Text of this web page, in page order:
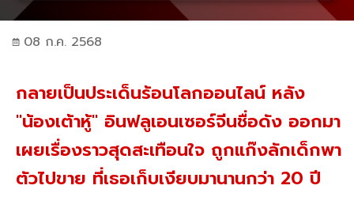
08 ก.ค. 2568
กลายเป็นประเด็นร้อนโลกออนไลน์ หลัง
"น้องเต้าหู้" อินฟลูเอนเซอร์จีนชื่อดัง ออกมา
เผยเรื่องราวสุดสะเทือนใจ ถูกแก๊งลักเด็กพา
ตัวไปขาย ที่เธอเก็บเงียบมานานกว่า 20 ปี